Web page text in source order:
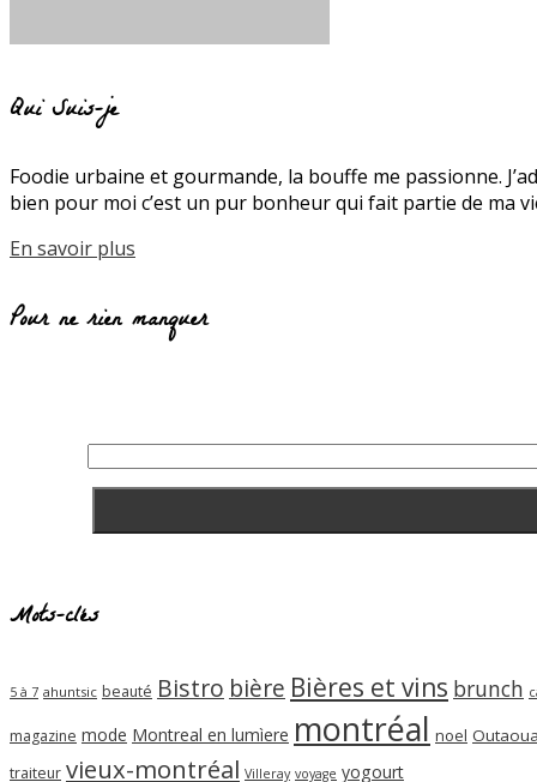
Qui Suis-je
Foodie urbaine et gourmande, la bouffe me passionne.
bien pour moi c’est un pur bonheur qui fait partie de ma
En savoir plus
Pour ne rien manquer
Mots-clés
5 à 7 ahuntsic beauté Bistro bière Bières et vins brunch
magazine mode Montreal en lumìere montréal noel
traiteur vieux-montréal Villeray voyage yogourt